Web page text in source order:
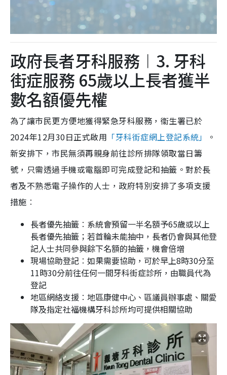
政府長者牙科服務︱3. 牙科
街症服務 65歲以上長者獲半
數名額優先權
為了讓市民更方便地獲得緊急牙科服務，衞生署已於
2024年12月30日正式啟用 「牙科街症網上登記系統」
。
新安排下，市民無須再親身前往診所排隊領取當日籌
號，只需透過手機或電腦即可完成登記和抽籤。對於長
者及不熟悉電子操作的人士，政府特別安排了多項支援
措施︰
長者優先抽籤︰系統會預留一半名額予65歲或以上
長者優先抽籤；若首輪未能抽中，長者仍會與其他登
記人士共同參與餘下名額的抽籤，機會倍增
現場協助登記︰如果需要協助，可於早上8時30分至
11時30分前往任何一間牙科街症診所，由職員代為
登記
地區網絡支援︰地區康健中心、區議員辦事處、關愛
隊及指定社福機構牙科診所均可提供相關協助